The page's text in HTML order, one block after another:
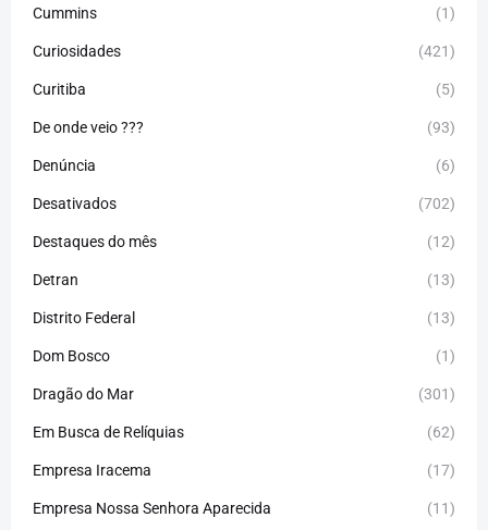
Cummins (1)
Curiosidades (421)
Curitiba (5)
De onde veio ??? (93)
Denúncia (6)
Desativados (702)
Destaques do mês (12)
Detran (13)
Distrito Federal (13)
Dom Bosco (1)
Dragão do Mar (301)
Em Busca de Relíquias (62)
Empresa Iracema (17)
Empresa Nossa Senhora Aparecida (11)